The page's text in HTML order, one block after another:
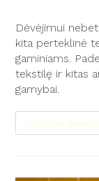
Dėvėjimui
kita perteklinė
gaminiams.
tekstilę ir kitas
gamybai.
Continue